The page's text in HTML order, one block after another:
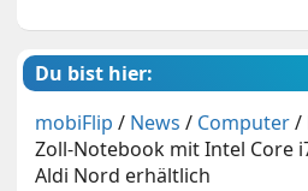
Du bist hier:
mobiFlip / News / Computer/
Zoll-Notebook mit Intel Core
Aldi Nord erhältlich